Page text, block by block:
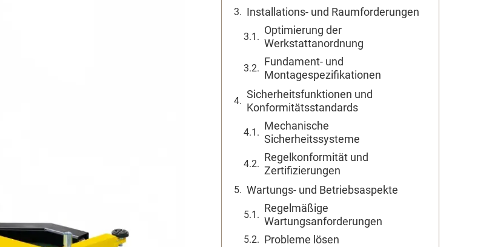
Installations- und Raumforderungen
Optimierung der
Werkstattanordnung
Fundament- und
Montagespezifikationen
Sicherheitsfunktionen und
Konformitätsstandards
Mechanische
Sicherheitssysteme
Regelkonformität und
Zertifizierungen
Wartungs- und Betriebsaspekte
Regelmäßige
Wartungsanforderungen
Probleme lösen